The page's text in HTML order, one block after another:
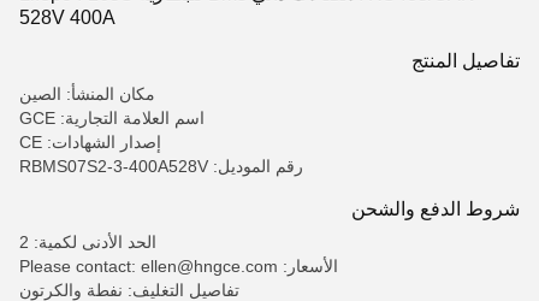
528V 400A
تفاصيل المنتج
مكان المنشأ: الصين
اسم العلامة التجارية: GCE
إصدار الشهادات: CE
رقم الموديل: RBMS07S2-3-400A528V
شروط الدفع والشحن
الحد الأدنى لكمية: 2
الأسعار: Please contact: ellen@hngce.com
تفاصيل التغليف: نفطة والكرتون